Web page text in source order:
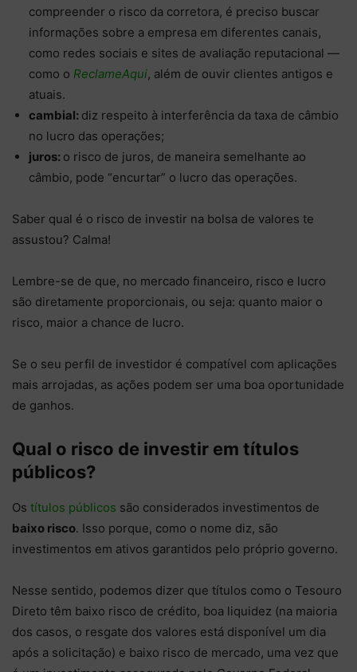
compreender o risco da corretora, é preciso buscar
informações sobre a empresa em diferentes canais,
como redes sociais e sites de avaliação reputacional —
como o ReclameAqui, além de ouvir clientes antigos e
atuais.
cambial: diz respeito à interferência da taxa de câmbio
no lucro das operações;
juros: o risco de juros, de maneira semelhante ao
câmbio, pode “encurtar” o lucro das operações.
Saber qual é o risco de investir na bolsa de valores te
assustou? Calma!
Lembre-se de que, no mercado financeiro, risco e lucro
são diretamente proporcionais, ou seja: quanto maior o
risco, maior a chance de lucro.
Se o seu perfil de investidor é compatível com aplicações
mais arrojadas, as ações podem ser uma boa oportunidade
de ganhos.
Qual o risco de investir em títulos
públicos?
Os títulos públicos são considerados investimentos de
baixo risco. Isso porque, como o nome diz, são
investimentos em ativos garantidos pelo próprio governo.
Nesse sentido, podemos dizer que títulos como o Tesouro
Direto têm baixo risco de crédito, boa liquidez (na maioria
dos casos, o resgate dos valores está disponível um dia
após a solicitação) e baixo risco de mercado, uma vez que